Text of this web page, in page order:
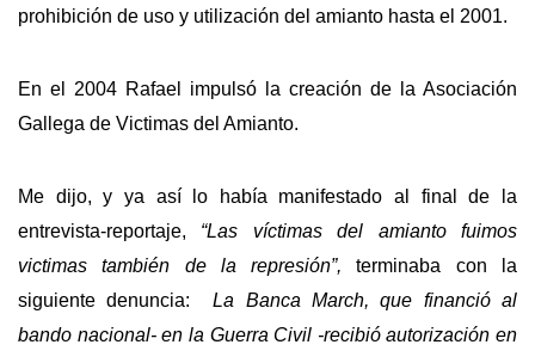
prohibición de uso y utilización del amianto hasta el 2001.
En el 2004 Rafael impulsó la creación de la Asociación
Gallega de Victimas del Amianto.
Me dijo, y ya así lo había manifestado al final de la
entrevista-reportaje, “Las víctimas del amianto fuimos
victimas también de la represión”,terminaba con la
siguiente denuncia:
La Banca March, que financió al
bando nacional- en la Guerra Civil -recibió autorización en